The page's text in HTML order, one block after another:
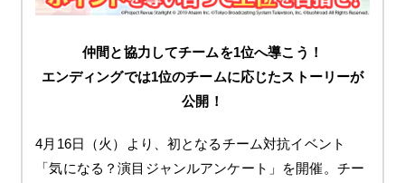
仲間と協力してチームを1位へ導こう！
エンディングでは1位のチームに応じたストーリーが
公開！
4月16日（火）より、初となるチーム対抗イベント
「気になる？演目ジャンルアンケート」を開催。チー